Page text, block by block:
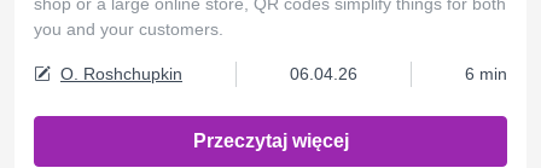
you and your customers.
O. Roshchupkin 06.04.26 6 min
Przeczytaj więcej